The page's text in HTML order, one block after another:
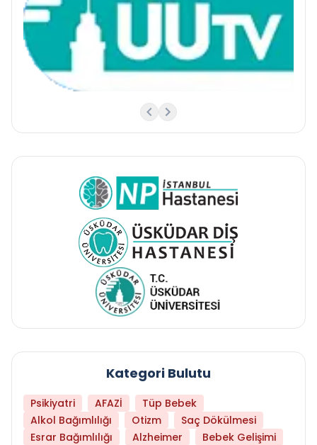
Kategori Bulutu
Psikiyatri AFAZİ
Tüp Bebek
Alkol Bağımlılığı
Otizm
Saç Dökülmesi
Esrar Bağımlılığı
Alzheimer
Bebek Gelişimi